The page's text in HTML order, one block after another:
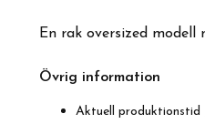
En rak oversized
Övrig information
Aktuell produktionstid